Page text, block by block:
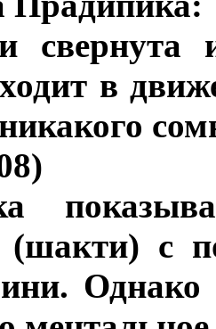
в
(шакти) с
Однако